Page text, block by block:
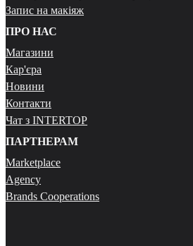
Запис на макіяж
ПРО НАС
Магазини
Кар'єра
Новини
Контакти
Чат з INTERTOP
ПАРТНЕРАМ
Marketplace
Agency
Brands Cooperations